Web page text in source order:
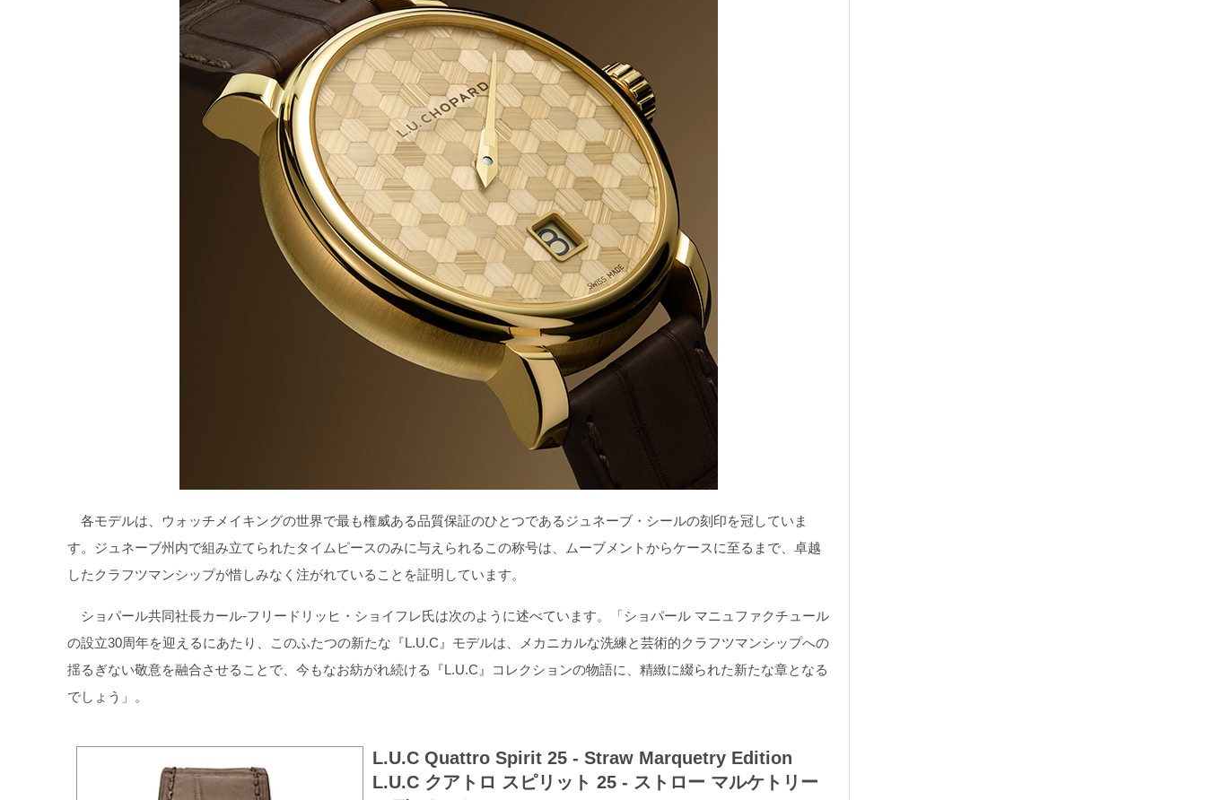
各モデルは、ウォッチメイキングの世界で最も権威ある品質保証のひとつであるジュネーブ・シールの刻印を冠していま
す。ジュネーブ州内で組み立てられたタイムピースのみに与えられるこの称号は、ムーブメントからケースに至るまで、卓越
したクラフツマンシップが惜しみなく注がれていることを証明しています。
ショパール共同社長カール‐フリードリッヒ・ショイフレ氏は次のように述べています。「ショパール マニュファクチュール
の設立30周年を迎えるにあたり、このふたつの新たな『L.U.C』モデルは、メカニカルな洗練と芸術的クラフツマンシップへの
揺るぎない敬意を融合させることで、今もなお紡がれ続ける『L.U.C』コレクションの物語に、精緻に綴られた新たな章となる
でしょう」。
L.U.C Quattro Spirit 25 - Straw Marquetry Edition
L.U.C クアトロ スピリット 25 ‐ ストロー マルケトリー